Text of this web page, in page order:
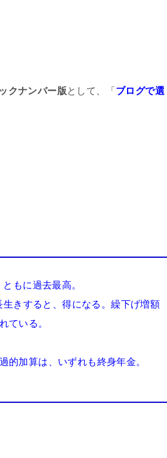
クナンバー版として、「 ブログで選
もに過去最高。
きすると、得になる。繰下げ増額
ている。
的加算は、いずれも終身年金。